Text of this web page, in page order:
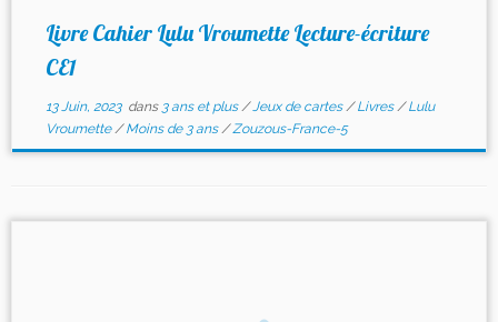
Livre Cahier Lulu Vroumette Lecture-écriture
CE1
13 Juin, 2023dans 3 ans et plus/Jeux de cartes/Livres/Lulu
Vroumette/Moins de 3 ans/Zouzous-France-5